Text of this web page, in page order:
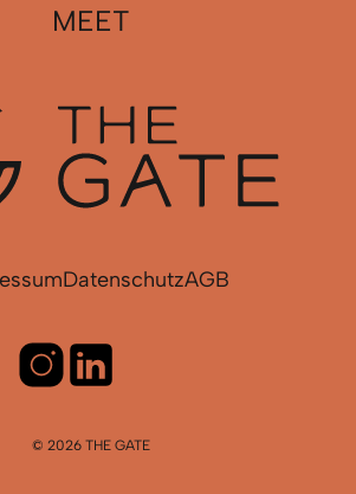
MEET
DatenschutzAGB
© 2026 THE GATE